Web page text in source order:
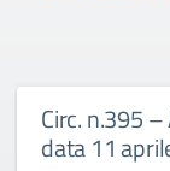
Circ. n.395
data 11